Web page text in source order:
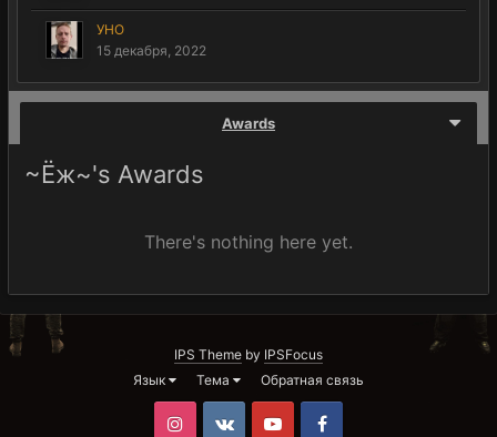
УНО
15 декабря, 2022
Awards
~Ёж~'s Awards
There's nothing here yet.
IPS Theme by IPSFocus
Язык
Тема Обратная связь
InstagramVK Youtube